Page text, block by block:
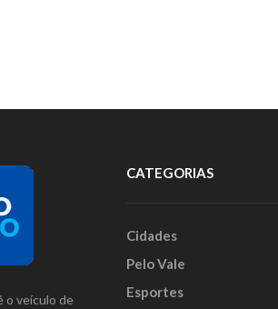
o veículo de
CATEGORIAS
Cidades
Pelo Vale
Esportes